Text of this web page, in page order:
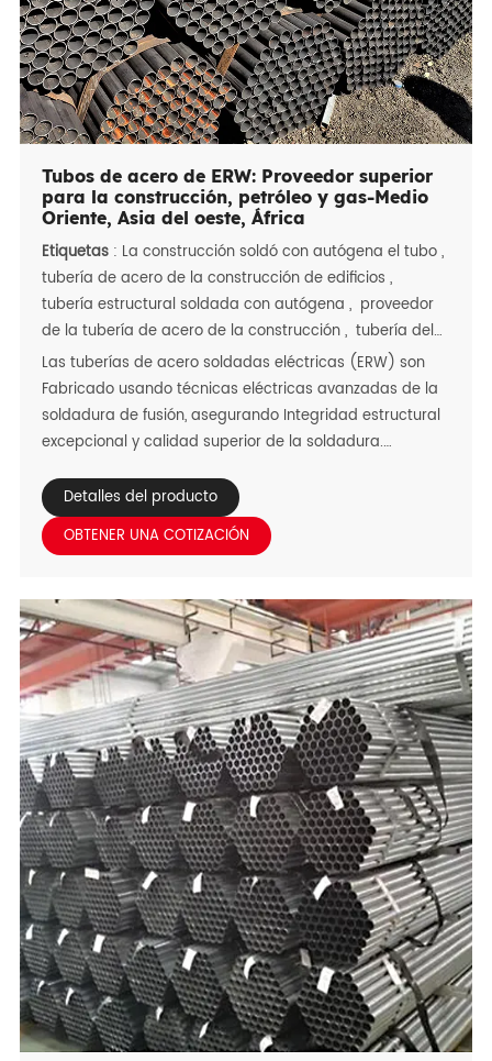
Tubos de acero de ERW: Proveedor superior
para la construcción, petróleo y gas-Medio
Oriente, Asia del oeste, África
Etiquetas: La construcción soldó con autógena el tubo,
tubería de acero de la construcción de edificios ,
tubería estructural soldada con autógena , proveedor
de la tubería de acero de la construcción, tubería del
agua del diámetro grande
Las tuberías de acero soldadas eléctricas (ERW) son
Fabricado usando técnicas eléctricas avanzadas de la
soldadura de fusión, asegurando Integridad estructural
excepcional y calidad superior de la soldadura.
los desiertos de Oriente Medio, Asia occidental
montañosa Las regiones, y los climas tropicales
africanos, estos tubos entregan intransigente
fugas-crítico para regional Construcción, petróleo y gas,
y proyectos de servicios públicos.
Detalles del producto
OBTENER UNA COTIZACIÓN